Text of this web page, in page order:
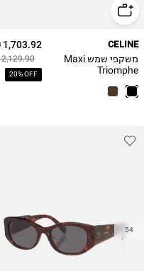
1,703.92 ₪
2,129.90 ₪
20% OFF
CELINE
משקפי שמש Maxi
Triomphe
54